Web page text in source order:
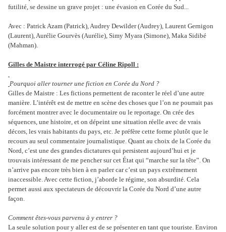
futilité, se dessine un grave projet : une évasion en Corée du Sud...
Avec : Patrick Azam (Patrick), Audrey Dewilder (Audrey), Laurent Gernigon
(Laurent), Aurélie Gourvès (Aurélie), Simy Myara (Simone), Maka Sidibé
(Mahman).
Gilles de Maistre interrogé par Céline Ripoll :
Pourquoi aller tourner une fiction en Corée du Nord ?
Gilles de Maistre : Les fictions permettent de raconter le réel d’une autre
manière. L’intérêt est de mettre en scène des choses que l’on ne pourrait pas
forcément montrer avec le documentaire ou le reportage. On crée des
séquences, une histoire, et on dépeint une situation réelle avec de vrais
décors, les vrais habitants du pays, etc. Je préfère cette forme plutôt que le
recours au seul commentaire journalistique. Quant au choix de la Corée du
Nord, c’est une des grandes dictatures qui persistent aujourd’hui et je
trouvais intéressant de me pencher sur cet État qui “marche sur la tête”. On
n’arrive pas encore très bien à en parler car c’est un pays extrêmement
inaccessible. Avec cette fiction, j’aborde le régime, son absurdité. Cela
permet aussi aux spectateurs de découvrir la Corée du Nord d’une autre
façon.
Comment êtes-vous parvenu à y entrer ?
La seule solution pour y aller est de se présenter en tant que touriste. Environ